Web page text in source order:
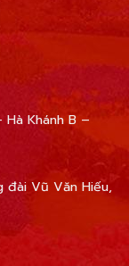
Khánh B –
đài Vũ Văn Hiếu,